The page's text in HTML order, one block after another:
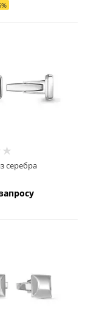
%
серебра